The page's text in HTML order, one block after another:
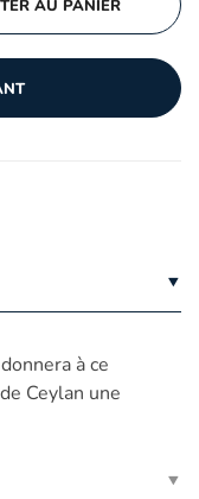
AU PANIER
à ce
Ceylan une